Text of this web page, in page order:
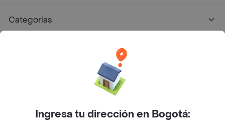
Categorías
Facebook
Twitter
Instagram
Ingresa tu dirección en Bogotá: